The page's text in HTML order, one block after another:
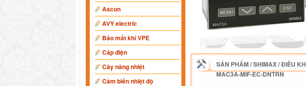
Ascon
AVY electric
Báo mất khí VPE
Cáp điện
Cây nâng nhiệt
Cảm biến nhiệt độ
SẢN PHẨM/SHIMAX/ĐIỀU
MAC3A-MIF-EC-DNTRN